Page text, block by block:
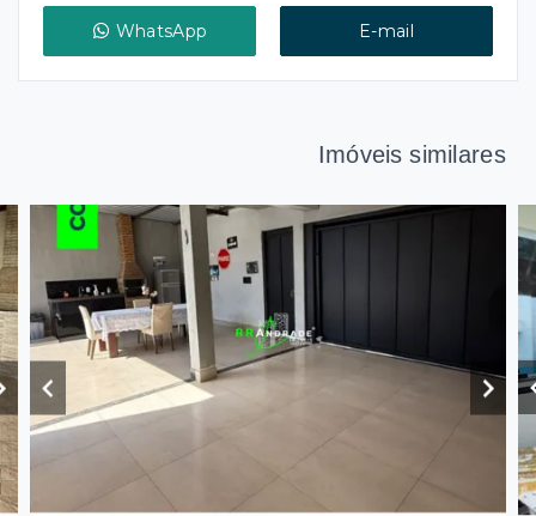
WhatsApp E-mail
Imóveis similares